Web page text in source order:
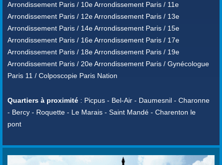
Arrondissement Paris / 10e Arrondissement Paris / 11e
Arrondissement Paris / 12e Arrondissement Paris / 13e
Arrondissement Paris / 14e Arrondissement Paris / 15e
Arrondissement Paris / 16e Arrondissement Paris / 17e
Arrondissement Paris / 18e Arrondissement Paris / 19e
Arrondissement Paris / 20e Arrondissement Paris / Gynécologue
Paris 11 / Colposcopie Paris Nation
Quartiers à proximité : Picpus - Bel-Air - Daumesnil - Charonne
- Bercy - Roquette - Le Marais - Saint Mandé - Charenton le
pont